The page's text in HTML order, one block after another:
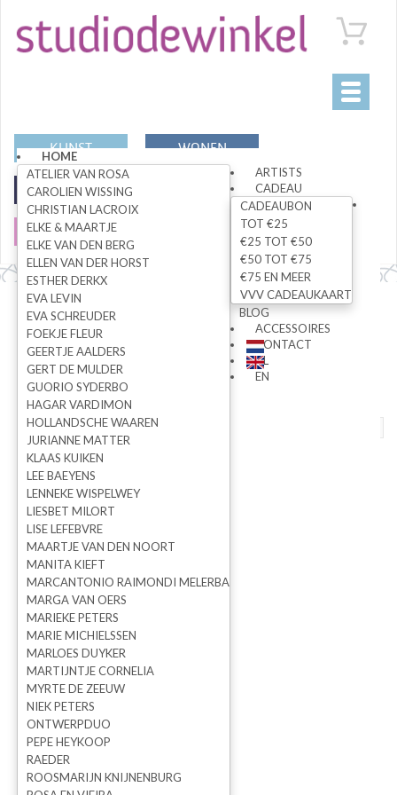
Toggle
HOME
ARTISTS
ATELIER VAN ROSA
CAROLIEN WISSING
CHRISTIAN LACROIX
ELKE & MAARTJE
ELKE VAN DEN BERG
ELLEN VAN DER HORST
ESTHER DERKX
EVA LEVIN
EVA SCHREUDER
FOEKJE FLEUR
GEERTJE AALDERS
GERT DE MULDER
GUORIO SYDERBO
HAGAR VARDIMON
HOLLANDSCHE WAAREN
JURIANNE MATTER
KLAAS KUIKEN
LEE BAEYENS
LENNEKE WISPELWEY
LIESBET MILORT
LISE LEFEBVRE
MAARTJE VAN DEN NOORT
MANITA KIEFT
MARCANTONIO RAIMONDI MELERBA
MARGA VAN OERS
MARIEKE PETERS
MARIE MICHIELSSEN
MARLOES DUYKER
MARTIJNTJE CORNELIA
MYRTE DE ZEEUW
NIEK PETERS
ONTWERPDUO
PEPE HEYKOOP
RAEDER
ROOSMARIJN KNIJNENBURG
CADEAU
CADEAUBON
TOT €25
€25 TOT €50
€50 TOT €75
€75 EN MEER
VVV CADEAUKAART
BLOG
ACCESSOIRES
CONTACT
NL
EN
KUNST WONEN
MODE
SALE
ZOEK
terug naar overzicht
Paradise bord Enjoy
Esther Derkx